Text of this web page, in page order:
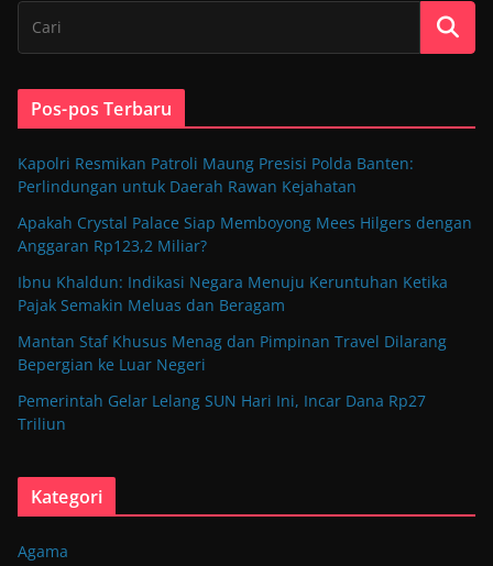
Pos-pos Terbaru
Kapolri Resmikan Patroli Maung Presisi Polda Banten:
Perlindungan untuk Daerah Rawan Kejahatan
Apakah Crystal Palace Siap Memboyong Mees Hilgers dengan
Anggaran Rp123,2 Miliar?
Ibnu Khaldun: Indikasi Negara Menuju Keruntuhan Ketika
Pajak Semakin Meluas dan Beragam
Mantan Staf Khusus Menag dan Pimpinan Travel Dilarang
Bepergian ke Luar Negeri
Pemerintah Gelar Lelang SUN Hari Ini, Incar Dana Rp27
Triliun
Kategori
Agama